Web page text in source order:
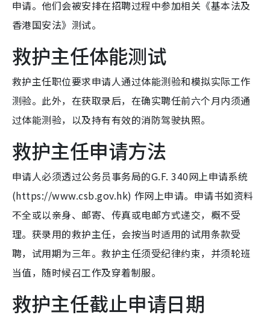
申请。他们会被安排在招聘过程中参加相关《基本法及
香港国安法》测试。
救护主任体能测试
救护主任职位要求申请人通过体能测验和模拟实际工作
测验。此外，在获取录后，在确实聘任前六个月内须通
过体能测验，以及持有有效的消防驾驶执照。
救护主任申请方法
申请人必须透过公务员事务局的G.F. 340网上申请系统
(https://www.csb.gov.hk) 作网上申请。申请书如资料
不全或以亲身、邮寄、传真或电邮方式递交，概不受
理。获录用的救护主任，会按当时适用的试用条款受
聘，试用期为三年。救护主任须受纪律约束，并须轮班
当值，随时候召工作及穿着制服。
救护主任截止申请日期